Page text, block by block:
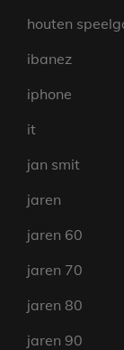
houten
ibanez
iphone
it
jan smit
jaren
jaren 60
jaren 70
jaren 80
jaren 90